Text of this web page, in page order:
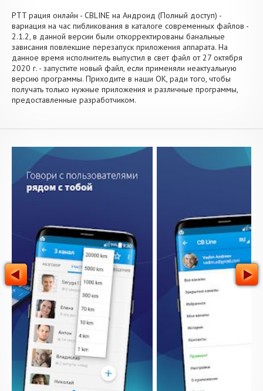
PTT рация онлайн - CBLINE на Андроид (Полный доступ) -
вариация на час пибликования в каталоге современных файлов -
2.1.2, в данной версии были откорректированы банальные
зависания повлекшие перезапуск приложения аппарата. На
данное время исполнитель выпустил в свет файл от 27 октября
2020 г. - запустите новый файл, если применяли неактуальную
версию программы. Приходите в наши OK, ради того, чтобы
получать только нужные приложения и различные программы,
предоставленные разработчиком.